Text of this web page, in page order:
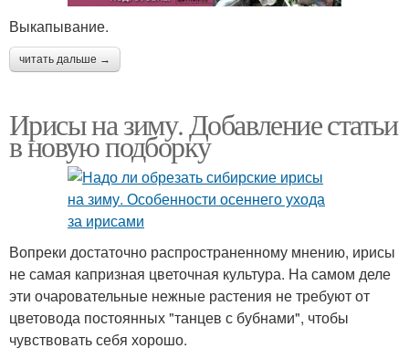
Выкапывание.
читать дальше →
Ирисы на зиму. Добавление статьи
в новую подборку
Вопреки достаточно распространенному мнению, ирисы
не самая капризная цветочная культура. На самом деле
эти очаровательные нежные растения не требуют от
цветовода постоянных "танцев с бубнами", чтобы
чувствовать себя хорошо.